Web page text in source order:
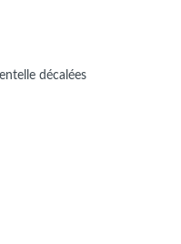
décalées